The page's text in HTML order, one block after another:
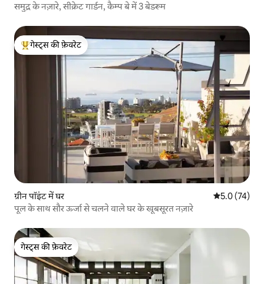
समुद्र के नज़ारे, सीक्रेट गार्डन, कैम्प बे में 3 बेडरूम
गेस्ट्स का टॉप फ़ेवरेट
गेस्ट्स की फ़ेवरेट
ग्रीन पॉइंट में घर औसत रेटिंग 5
5.0 (74)
पूल के साथ सौर ऊर्जा से चलने वाले घर के खूबसूरत नज़ारे
गेस्ट्स की फ़ेवरेट
गेस्ट्स की फ़ेवरेट